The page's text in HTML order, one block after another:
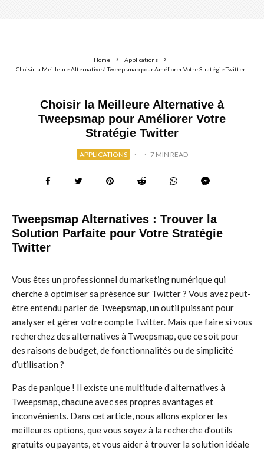
Home
Applications
Choisir la Meilleure Alternative à Tweepsmap pour Améliorer Votre Stratégie Twitter
Choisir la Meilleure Alternative à
Tweepsmap pour Améliorer Votre
Stratégie Twitter
APPLICATIONS · · 7 MIN READ
Tweepsmap Alternatives : Trouver la
Solution Parfaite pour Votre Stratégie
Twitter
Vous êtes un professionnel du marketing numérique qui
cherche à optimiser sa présence sur Twitter ? Vous avez peut-
être entendu parler de Tweepsmap, un outil puissant pour
analyser et gérer votre compte Twitter. Mais que faire si vous
recherchez des alternatives à Tweepsmap, que ce soit pour
des raisons de budget, de fonctionnalités ou de simplicité
d’utilisation ?
Pas de panique ! Il existe une multitude d’alternatives à
Tweepsmap, chacune avec ses propres avantages et
inconvénients. Dans cet article, nous allons explorer les
meilleures options, que vous soyez à la recherche d’outils
gratuits ou payants, et vous aider à trouver la solution idéale